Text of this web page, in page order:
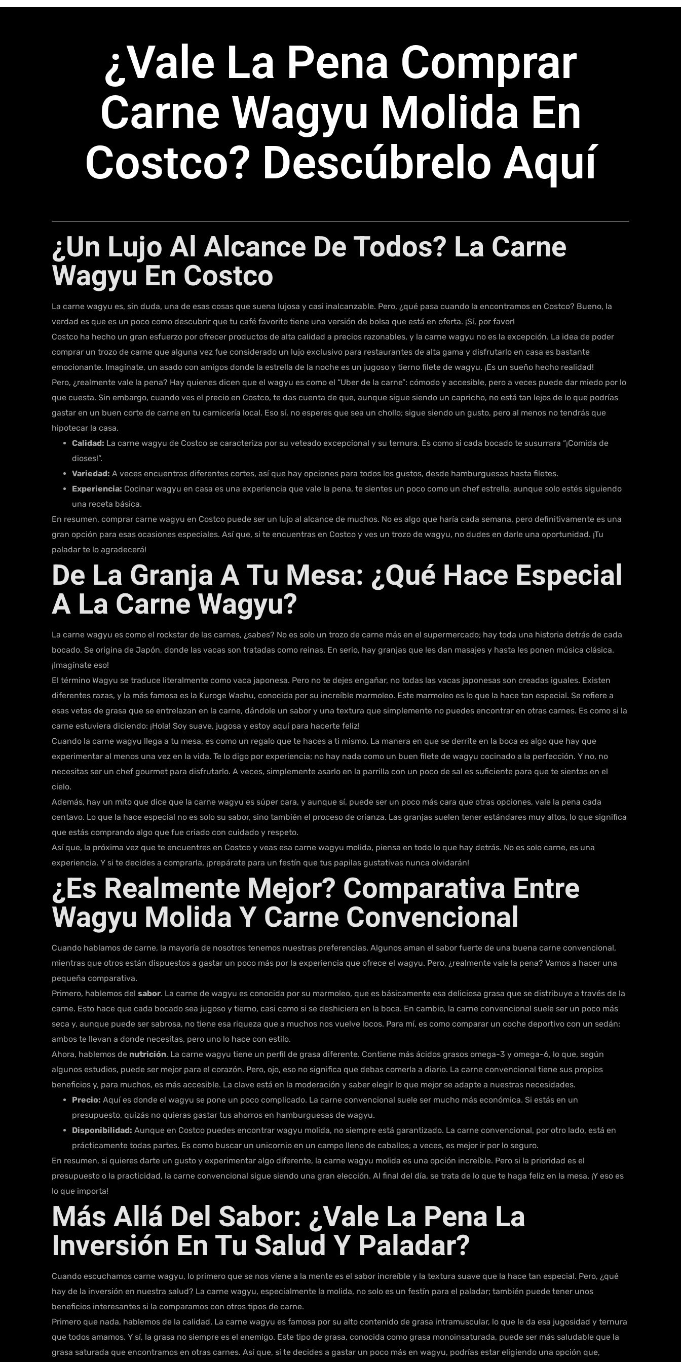
¿Vale La Pena Comprar
Carne Wagyu Molida En
Costco? Descúbrelo Aquí
¿Un Lujo Al Alcance De Todos? La Carne
Wagyu En Costco
La carne wagyu es, sin duda, una de esas cosas que suena lujosa y casi inalcanzable. Pero, ¿qué pasa cuando la encontramos en Costco? Bueno, la
verdad es que es un poco como descubrir que tu café favorito tiene una versión de bolsa que está en oferta. ¡Sí, por favor!
Costco ha hecho un gran esfuerzo por ofrecer productos de alta calidad a precios razonables, y la carne wagyu no es la excepción. La idea de poder
comprar un trozo de carne que alguna vez fue considerado un lujo exclusivo para restaurantes de alta gama y disfrutarlo en casa es bastante
emocionante. Imagínate, un asado con amigos donde la estrella de la noche es un jugoso y tierno filete de wagyu. ¡Es un sueño hecho realidad!
Pero, ¿realmente vale la pena? Hay quienes dicen que el wagyu es como el “Uber de la carne”: cómodo y accesible, pero a veces puede dar miedo por lo
que cuesta. Sin embargo, cuando ves el precio en Costco, te das cuenta de que, aunque sigue siendo un capricho, no está tan lejos de lo que podrías
gastar en un buen corte de carne en tu carnicería local. Eso sí, no esperes que sea un chollo; sigue siendo un gusto, pero al menos no tendrás que
hipotecar la casa.
Calidad: La carne wagyu de Costco se caracteriza por su veteado excepcional y su ternura. Es como si cada bocado te susurrara “¡Comida de
dioses!”.
Variedad: A veces encuentras diferentes cortes, así que hay opciones para todos los gustos, desde hamburguesas hasta filetes.
Experiencia: Cocinar wagyu en casa es una experiencia que vale la pena, te sientes un poco como un chef estrella, aunque solo estés siguiendo
una receta básica.
En resumen, comprar carne wagyu en Costco puede ser un lujo al alcance de muchos. No es algo que haría cada semana, pero definitivamente es una
gran opción para esas ocasiones especiales. Así que, si te encuentras en Costco y ves un trozo de wagyu, no dudes en darle una oportunidad. ¡Tu
paladar te lo agradecerá!
De La Granja A Tu Mesa: ¿qué Hace Especial
A La Carne Wagyu?
La carne wagyu es como el rockstar de las carnes, ¿sabes? No es solo un trozo de carne más en el supermercado; hay toda una historia detrás de cada
bocado. Se origina de Japón, donde las vacas son tratadas como reinas. En serio, hay granjas que les dan masajes y hasta les ponen música clásica.
¡Imagínate eso!
El término Wagyu se traduce literalmente como vaca japonesa. Pero no te dejes engañar, no todas las vacas japonesas son creadas iguales. Existen
diferentes razas, y la más famosa es la Kuroge Washu, conocida por su increíble marmoleo. Este marmoleo es lo que la hace tan especial. Se refiere a
esas vetas de grasa que se entrelazan en la carne, dándole un sabor y una textura que simplemente no puedes encontrar en otras carnes. Es como si la
carne estuviera diciendo: ¡Hola! Soy suave, jugosa y estoy aquí para hacerte feliz!
Cuando la carne wagyu llega a tu mesa, es como un regalo que te haces a ti mismo. La manera en que se derrite en la boca es algo que hay que
experimentar al menos una vez en la vida. Te lo digo por experiencia; no hay nada como un buen filete de wagyu cocinado a la perfección. Y no, no
necesitas ser un chef gourmet para disfrutarlo. A veces, simplemente asarlo en la parrilla con un poco de sal es suficiente para que te sientas en el
cielo.
Además, hay un mito que dice que la carne wagyu es súper cara, y aunque sí, puede ser un poco más cara que otras opciones, vale la pena cada
centavo. Lo que la hace especial no es solo su sabor, sino también el proceso de crianza. Las granjas suelen tener estándares muy altos, lo que significa
que estás comprando algo que fue criado con cuidado y respeto.
Así que, la próxima vez que te encuentres en Costco y veas esa carne wagyu molida, piensa en todo lo que hay detrás. No es solo carne, es una
experiencia. Y si te decides a comprarla, ¡prepárate para un festín que tus papilas gustativas nunca olvidarán!
¿Es Realmente Mejor? Comparativa Entre
Wagyu Molida Y Carne Convencional
Cuando hablamos de carne, la mayoría de nosotros tenemos nuestras preferencias. Algunos aman el sabor fuerte de una buena carne convencional,
mientras que otros están dispuestos a gastar un poco más por la experiencia que ofrece el wagyu. Pero, ¿realmente vale la pena? Vamos a hacer una
pequeña comparativa.
Primero, hablemos del sabor. La carne de wagyu es conocida por su marmoleo, que es básicamente esa deliciosa grasa que se distribuye a través de la
carne. Esto hace que cada bocado sea jugoso y tierno, casi como si se deshiciera en la boca. En cambio, la carne convencional suele ser un poco más
seca y, aunque puede ser sabrosa, no tiene esa riqueza que a muchos nos vuelve locos. Para mí, es como comparar un coche deportivo con un sedán:
ambos te llevan a donde necesitas, pero uno lo hace con estilo.
Ahora, hablemos de nutrición. La carne wagyu tiene un perfil de grasa diferente. Contiene más ácidos grasos omega-3 y omega-6, lo que, según
algunos estudios, puede ser mejor para el corazón. Pero, ojo, eso no significa que debas comerla a diario. La carne convencional tiene sus propios
beneficios y, para muchos, es más accesible. La clave está en la moderación y saber elegir lo que mejor se adapte a nuestras necesidades.
Precio: Aquí es donde el wagyu se pone un poco complicado. La carne convencional suele ser mucho más económica. Si estás en un
presupuesto, quizás no quieras gastar tus ahorros en hamburguesas de wagyu.
Disponibilidad: Aunque en Costco puedes encontrar wagyu molida, no siempre está garantizado. La carne convencional, por otro lado, está en
prácticamente todas partes. Es como buscar un unicornio en un campo lleno de caballos; a veces, es mejor ir por lo seguro.
En resumen, si quieres darte un gusto y experimentar algo diferente, la carne wagyu molida es una opción increíble. Pero si la prioridad es el
presupuesto o la practicidad, la carne convencional sigue siendo una gran elección. Al final del día, se trata de lo que te haga feliz en la mesa. ¡Y eso es
lo que importa!
Más Allá Del Sabor: ¿vale La Pena La
Inversión En Tu Salud Y Paladar?
Cuando escuchamos carne wagyu, lo primero que se nos viene a la mente es el sabor increíble y la textura suave que la hace tan especial. Pero, ¿qué
hay de la inversión en nuestra salud? La carne wagyu, especialmente la molida, no solo es un festín para el paladar; también puede tener unos
beneficios interesantes si la comparamos con otros tipos de carne.
Primero que nada, hablemos de la calidad. La carne wagyu es famosa por su alto contenido de grasa intramuscular, lo que le da esa jugosidad y ternura
que todos amamos. Y sí, la grasa no siempre es el enemigo. Este tipo de grasa, conocida como grasa monoinsaturada, puede ser más saludable que la
grasa saturada que encontramos en otras carnes. Así que, si te decides a gastar un poco más en wagyu, podrías estar eligiendo una opción que,